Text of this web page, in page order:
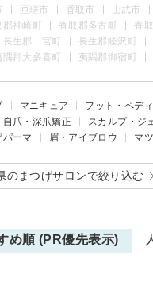
匝瑳市 香取市 山武市
神崎町 香取郡多古町 香
長生郡一宮町 長生郡睦沢町
隅郡大多喜町 夷隅郡御宿町
マニキュア フット・ペデ
自爪・深爪矯正 スカルプ・ジ
パーマ 眉・アイブロウ マ
のまつげサロンで絞り込む
め順 (PR優先表示)